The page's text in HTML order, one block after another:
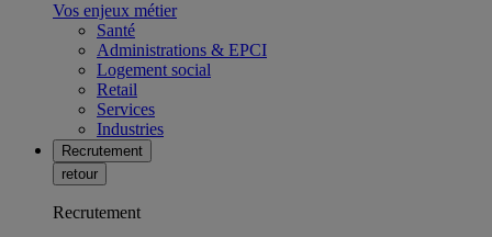
Vos enjeux métier
Santé
Administrations & EPCI
Logement social
Retail
Services
Industries
Recrutement
retour
Recrutement